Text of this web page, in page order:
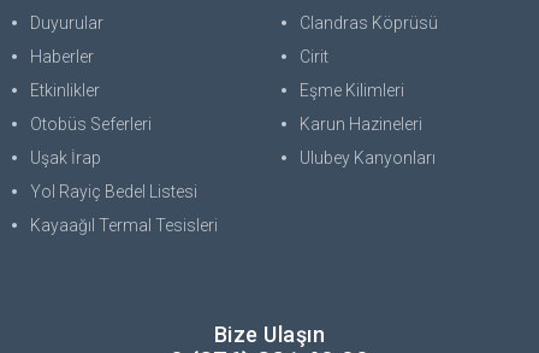
Duyurular
Haberler
Etkinlikler
Otobüs Seferleri
Uşak İrap
Yol Rayiç Bedel Listesi
Kayaağıl Termal Tesisleri
Clandras Köprüsü
Cirit
Eşme Kilimleri
Karun Hazineleri
Ulubey Kanyonları
Bize Ulaşın